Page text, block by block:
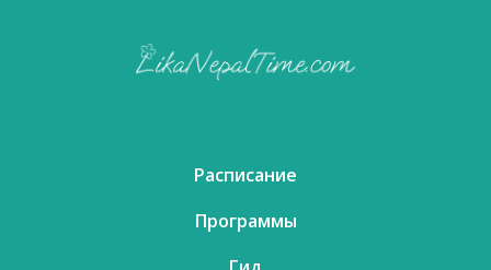
Расписание
Программы